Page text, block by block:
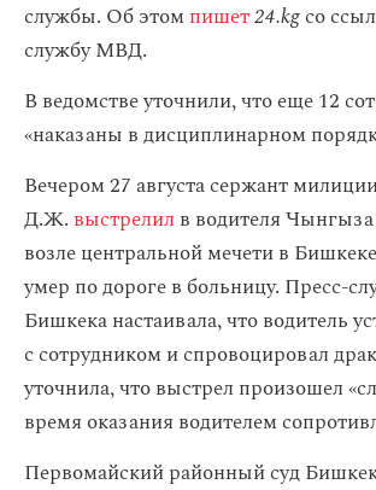
службы. Об этом пишет24.kgсо
службу МВД.
В ведомстве уточнили, что еще 12
«наказаны в дисциплинарном
Вечером 27 августа сержант
Д.Ж. выстрелил в водителя
возле центральной мечети в
умер по дороге в больницу. Пресс-
Бишкека настаивала, что водитель
с сотрудником и спровоцировал
уточнила, что выстрел произошел
время оказания водителем
Первомайский районный суд